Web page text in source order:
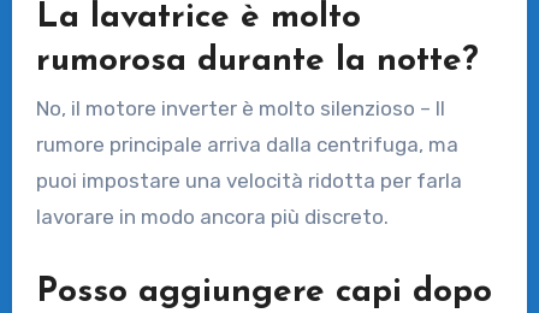
La lavatrice è molto
rumorosa durante la notte?
No, il motore inverter è molto silenzioso – Il
rumore principale arriva dalla centrifuga, ma
puoi impostare una velocità ridotta per farla
lavorare in modo ancora più discreto.
Posso aggiungere capi dopo